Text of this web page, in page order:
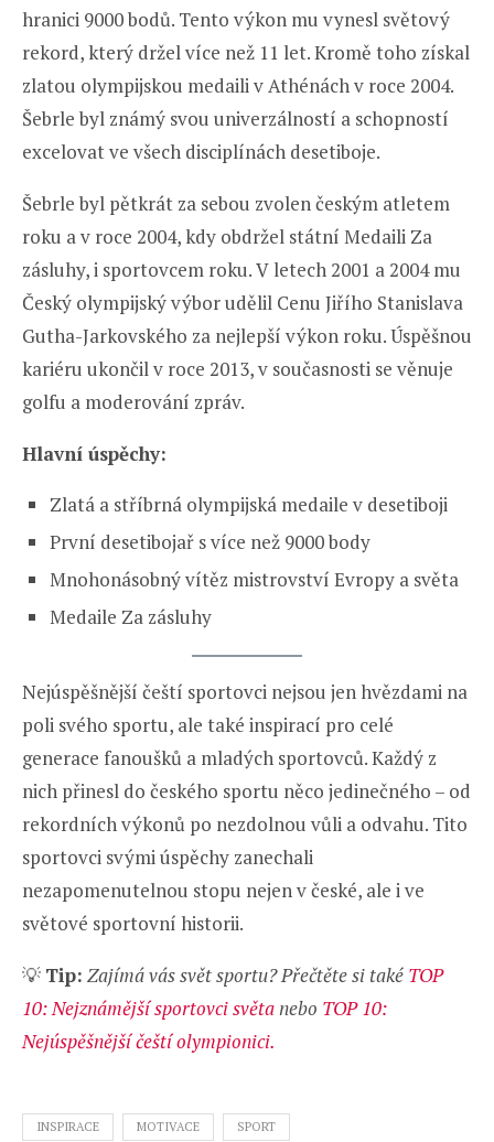
hranici 9000 bodů. Tento výkon mu vynesl světový
rekord, který držel více než 11 let. Kromě toho získal
zlatou olympijskou medaili v Athénách v roce 2004.
Šebrle byl známý svou univerzálností a schopností
excelovat ve všech disciplínách desetiboje.
Šebrle byl pětkrát za sebou zvolen českým atletem
roku a v roce 2004, kdy obdržel státní Medaili Za
zásluhy, i sportovcem roku. V letech 2001 a 2004 mu
Český olympijský výbor udělil Cenu Jiřího Stanislava
Gutha-Jarkovského za nejlepší výkon roku. Úspěšnou
kariéru ukončil v roce 2013, v současnosti se věnuje
golfu a moderování zpráv.
Hlavní úspěchy:
Zlatá a stříbrná olympijská medaile v desetiboji
První desetibojař s více než 9000 body
Mnohonásobný vítěz mistrovství Evropy a světa
Medaile Za zásluhy
Nejúspěšnější čeští sportovci nejsou jen hvězdami na
poli svého sportu, ale také inspirací pro celé
generace fanoušků a mladých sportovců. Každý z
nich přinesl do českého sportu něco jedinečného – od
rekordních výkonů po nezdolnou vůli a odvahu. Tito
sportovci svými úspěchy zanechali
nezapomenutelnou stopu nejen v české, ale i ve
světové sportovní historii.
💡 Tip: Zajímá vás svět sportu? Přečtěte si také TOP
10: Nejznámější sportovci světanebo TOP 10:
Nejúspěšnější čeští olympionici.
INSPIRACE MOTIVACE SPORT